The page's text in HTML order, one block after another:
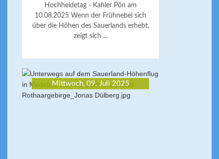
Hochheidetag - Kahler Pön am
10.08.2025 Wenn der Frühnebel sich
über die Höhen des Sauerlands erhebt,
zeigt sich ...
Mittwoch, 09. Juli 2025